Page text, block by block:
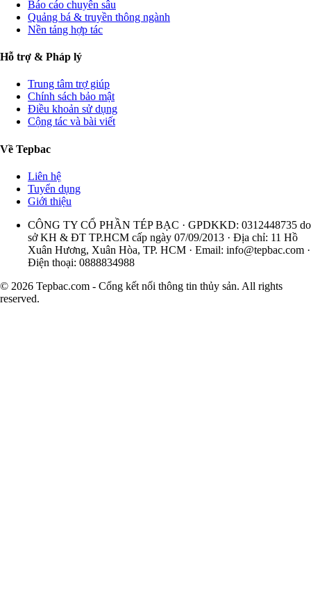
Báo cáo chuyên sâu
Quảng bá & truyền thông ngành
Nền tảng hợp tác
Hỗ trợ & Pháp lý
Trung tâm trợ giúp
Chính sách bảo mật
Điều khoản sử dụng
Cộng tác và bài viết
Về Tepbac
Liên hệ
Tuyển dụng
Giới thiệu
CÔNG TY CỔ PHẦN TÉP BẠC · GPDKKD: 0312448735 do
sở KH & ĐT TP.HCM cấp ngày 07/09/2013 · Địa chỉ: 11 Hồ
Xuân Hương, Xuân Hòa, TP. HCM · Email: info@tepbac.com ·
Điện thoại: 0888834988
© 2026 Tepbac.com - Cổng kết nối thông tin thủy sản. All rights
reserved.